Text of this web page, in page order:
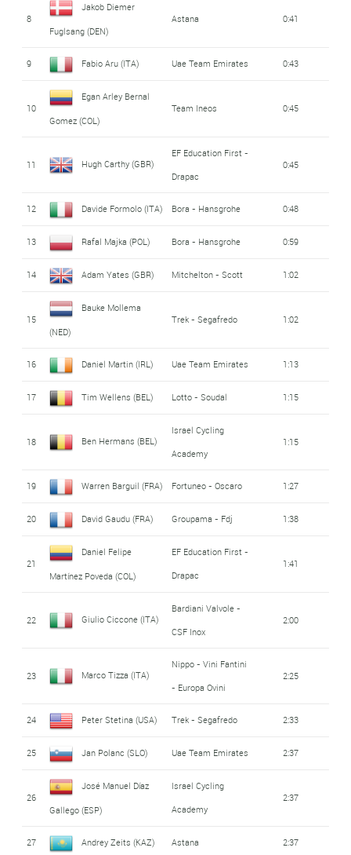
8
Jakob Diemer
Fuglsang (DEN)
Astana 0:41
9 Fabio Aru (ITA) Uae Team Emirates 0:43
10
Egan Arley Bernal
Gomez (COL)
Team Ineos 0:45
11 Hugh Carthy (GBR)
EF Education First -
Drapac
0:45
12 Davide Formolo (ITA) Bora - Hansgrohe 0:48
13 Rafal Majka (POL) Bora - Hansgrohe 0:59
14 Adam Yates (GBR) Mitchelton - Scott 1:02
15
Bauke Mollema
(NED)
Trek - Segafredo 1:02
16 Daniel Martin (IRL) Uae Team Emirates 1:13
17 Tim Wellens (BEL) Lotto - Soudal 1:15
18 Ben Hermans (BEL)
Israel Cycling
Academy
1:15
19 Warren Barguil (FRA) Fortuneo - Oscaro 1:27
20 David Gaudu (FRA) Groupama - Fdj 1:38
21
Daniel Felipe
Martínez Poveda (COL)
EF Education First -
Drapac
1:41
22 Giulio Ciccone (ITA)
Bardiani Valvole -
CSF Inox
2:00
23 Marco Tizza (ITA)
Nippo - Vini Fantini
- Europa Ovini
2:25
24 Peter Stetina (USA) Trek - Segafredo 2:33
25 Jan Polanc (SLO) Uae Team Emirates 2:37
26
José Manuel Díaz
Gallego (ESP)
Israel Cycling
Academy
2:37
27 Andrey Zeits (KAZ) Astana 2:37